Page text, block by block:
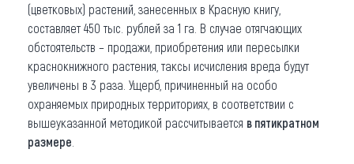
(цветковых) растений, занесенных в Красную книгу,
составляет 450 тыс. рублей за 1 га. В случае отягчающих
обстоятельств – продажи, приобретения или пересылки
краснокнижного растения, таксы исчисления вреда будут
увеличены в 3 раза. Ущерб, причиненный на особо
охраняемых природных территориях, в соответствии с
вышеуказанной методикой рассчитывается в пятикратном
размере